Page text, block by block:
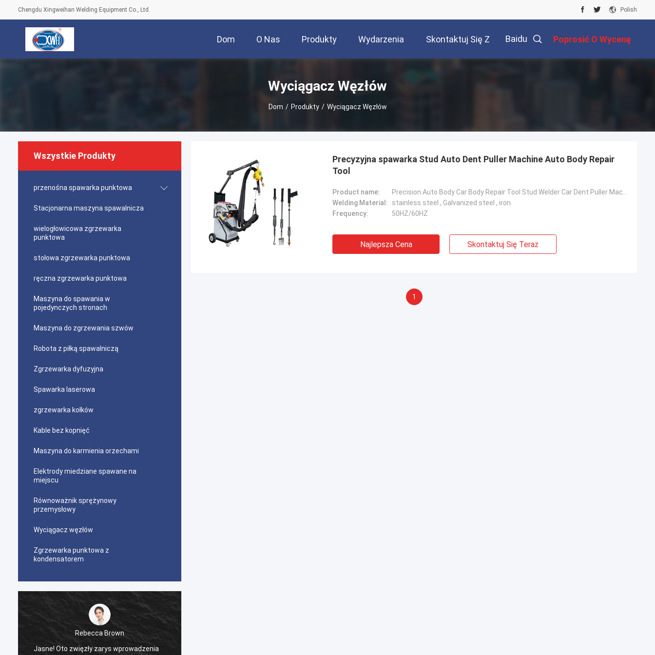
Chengdu Xingweihan Welding Equipment Co., Ltd. Polish
Dom O Nas Produkty Wydarzenia Skontaktuj Się Z Baidu Poprosić O Wycenę
Wyciągacz Węzłów
Dom / Produkty / Wyciągacz Węzłów
Wszystkie Produkty
przenośna spawarka punktowa
Stacjonarna maszyna spawalnicza
wielogłowicowa zgrzewarka
punktowa
stołowa zgrzewarka punktowa
ręczna zgrzewarka punktowa
Maszyna do spawania w
pojedynczych stronach
Maszyna do zgrzewania szwów
Robota z piłką spawalniczą
Zgrzewarka dyfuzyjna
Spawarka laserowa
zgrzewarka kołków
Kable bez kopnięć
Maszyna do karmienia orzechami
Elektrody miedziane spawane na
miejscu
Równoważnik sprężynowy
przemysłowy
Wyciągacz węzłów
Zgrzewarka punktowa z
kondensatorem
Rebecca Brown
Jasne! Oto zwięzły zarys wprowadzenia
Precyzyjna spawarka Stud Auto Dent Puller Machine Auto Body Repair
Tool
Product name:
Welding Material:
stainless steel , Galvanized steel , iron
Frequency:
50HZ/60HZ
Najlepsza Cena Skontaktuj Się Teraz
1